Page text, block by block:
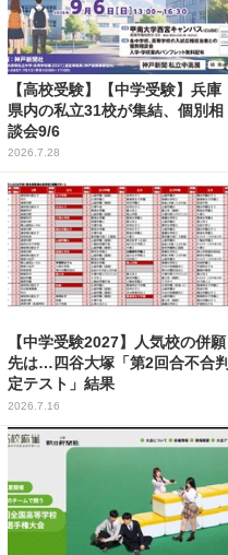
【高校受験】【中学受験】兵庫
県内の私立31校が集結、個別相
談会9/6
2026.7.28
【中学受験2027】人気校の併願
先は…四谷大塚「第2回合不合判
定テスト」結果
2026.7.16